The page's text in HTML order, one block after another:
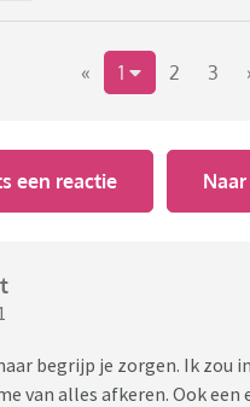
« 1 2 3
een reactie
begrijp je zorgen. Ik zou
van alles afkeren. Ook